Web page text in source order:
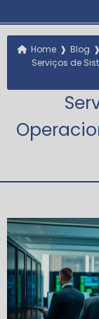
Home ❱ Blog ❱
Serviços de